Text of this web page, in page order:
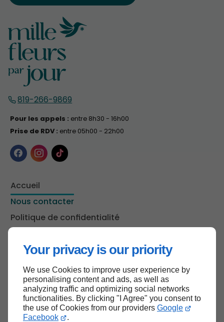
Your privacy is our priority
We use Cookies to improve user experience by
personalising content and ads, as well as
analyzing traffic and optimizing social networks
functionalities. By clicking "I Agree" you consent to
the use of Cookies from our providers Google
Facebook
.
819-266-9869
Pour les appels : entre 8h30 - 16h00
Prise de RDV : entre 05h00 - 22h00
Accueil
Nous contacter
Politique de confidentialité
Haut de page